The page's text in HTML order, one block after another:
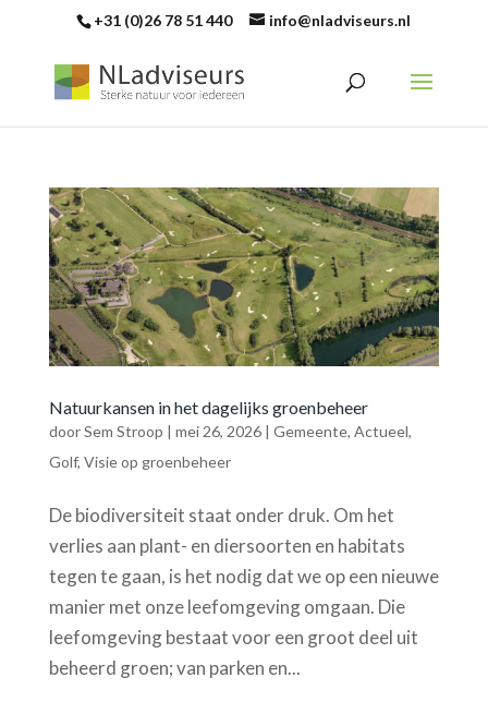
+31 (0)26 78 51 440 info@nladviseurs.nl
Natuurkansen in het dagelijks groenbeheer
doorSem Stroop | mei 26, 2026| Gemeente, Actueel,
Golf, Visie op groenbeheer
De biodiversiteit staat onder druk. Om het
verlies aan plant- en diersoorten en habitats
tegen te gaan, is het nodig dat we op een nieuwe
manier met onze leefomgeving omgaan. Die
leefomgeving bestaat voor een groot deel uit
beheerd groen; van parken en...